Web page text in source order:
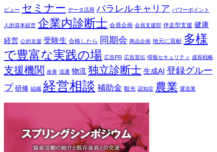
ビュー セミナー データ活用 パラレルキャリア パワーポイント
人的資本経営 企業内診断士 会員企画 会員支援部 伴走型支援 健康
経営 公的支援 受験生 合格したら 同期会 商品企画 地元に貢献 多様
で豊富な実践の場 広告PR 広告宣伝 情報セキュリティ 成長戦略
支援機関 改善 流通 物流 独立診断士 生成AI 登録グルー
プ 研修 組織 経営相談 補助金 観光 認知症 農業 運送業